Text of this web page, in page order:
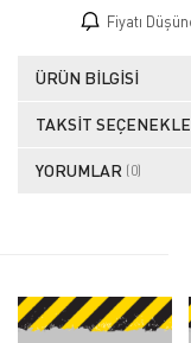
Fiyatı
ÜRÜN BILGISI
TAKSIT
YORUMLAR (0)